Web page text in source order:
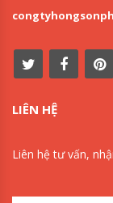
LIÊN HỆ
Liên hệ tư vấn,